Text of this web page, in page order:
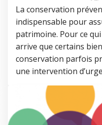
La conservation
indispensable pour
patrimoine. Pour ce
arrive que certains
conservation parfois
une intervention